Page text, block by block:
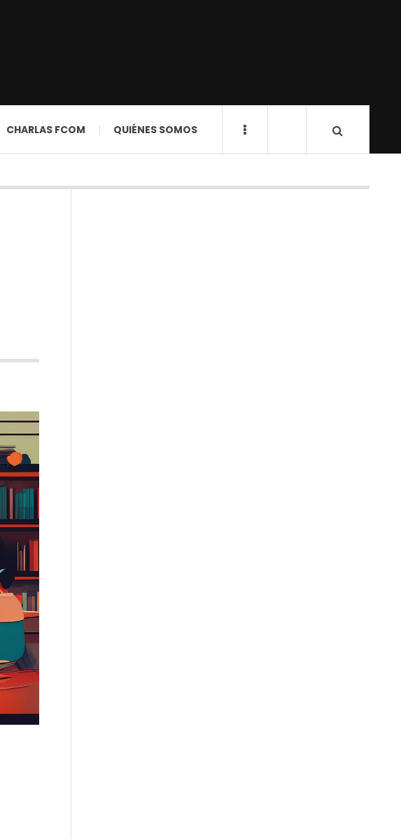
CHARLAS FCOM QUIÉNES SOMOS